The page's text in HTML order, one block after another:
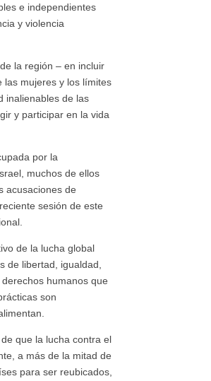
e independientes
y violencia
la región – en incluir
las mujeres y los límites
inalienables de las
y participar en la vida
por la
muchos de ellos
acusaciones de
sesión de este
de la lucha global
de libertad, igualdad,
humanos que
son
que la lucha contra el
a más de la mitad de
para ser reubicados,